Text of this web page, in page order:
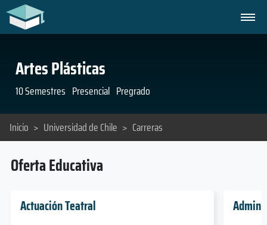
Artes Plásticas
10 Semestres Presencial Pregrado
Inicio > Universidad de Chile > Carreras
Oferta Educativa
Actuación Teatral